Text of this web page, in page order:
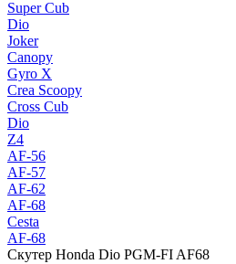
Super Cub
Dio
Joker
Canopy
Gyro X
Crea Scoopy
Cross Cub
Dio
Z4
AF-56
AF-57
AF-62
AF-68
Cesta
AF-68
Скутер Honda Dio PGM-FI AF68